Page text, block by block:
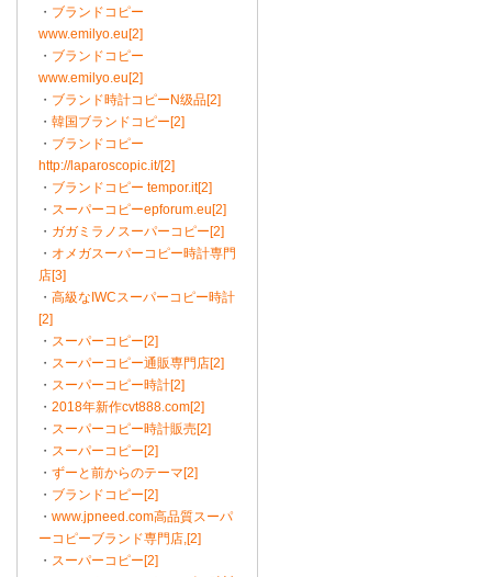
・ ブランドコピー
www.emilyo.eu[2]
・ ブランドコピー
www.emilyo.eu[2]
・ ブランド時計コピーN级品[2]
・ 韓国ブランドコピー[2]
・ ブランドコピー
http://laparoscopic.it/[2]
・ ブランドコピー tempor.it[2]
・ スーパーコピーepforum.eu[2]
・ ガガミラノスーパーコピー[2]
・ オメガスーパーコピー時計専門
店[3]
・ 高級なIWCスーパーコピー時計
[2]
・ スーパーコピー[2]
・ スーパーコピー通販専門店[2]
・ スーパーコピー時計[2]
・ 2018年新作cvt888.com[2]
・ スーパーコピー時計販売[2]
・ スーパーコピー[2]
・ ずーと前からのテーマ[2]
・ ブランドコピー[2]
・ www.jpneed.com高品質スーパ
ーコピーブランド専門店,[2]
・ スーパーコピー[2]